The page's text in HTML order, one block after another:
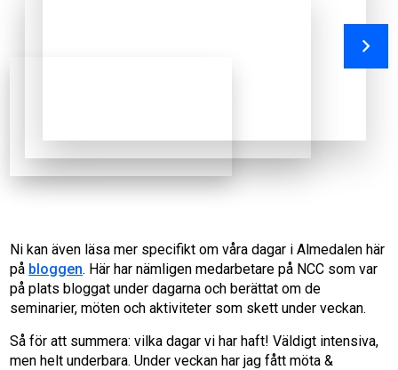
Ni kan även läsa mer specifikt om våra dagar i Almedalen här
på bloggen. Här har nämligen medarbetare på NCC som var
på plats bloggat under dagarna och berättat om de
seminarier, möten och aktiviteter som skett under veckan.
Så för att summera: vilka dagar vi har haft! Väldigt intensiva,
men helt underbara. Under veckan har jag fått möta &